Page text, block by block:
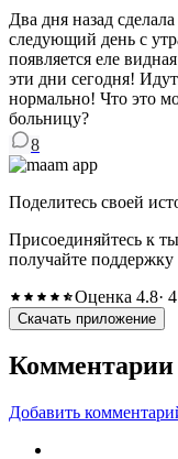
Два дня назад
следующий день с
появляется еле
эти дни сегодня!
нормально! Что это
больницу?
8
Поделитесь своей
Присоединяйтесь к
получайте поддержку
Оценка 4.8·
Скачать приложение
Комментарии
Добавить